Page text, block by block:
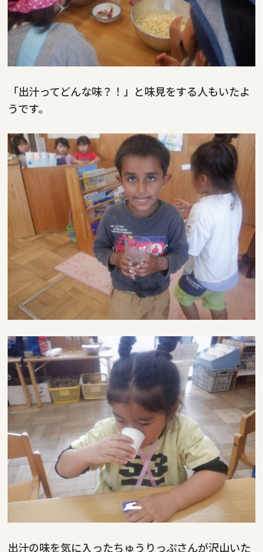
「出汁ってどんな味？！」と味見をする人もいたよ
うです。
出汁の味を気に入ったちゅうりっぷさんが沢山いた